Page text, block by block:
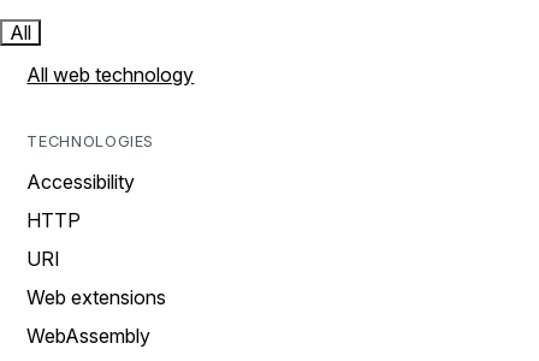
All
All web technology
TECHNOLOGIES
Accessibility
HTTP
URI
Web extensions
WebAssembly